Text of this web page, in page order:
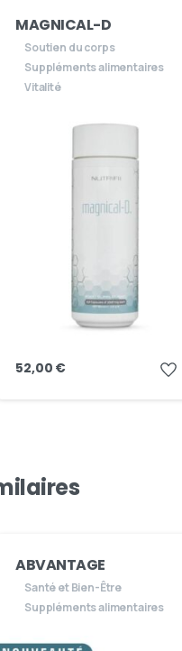
MAGNICAL-D
Soutien du corps
Suppléments alimentaires
Vitalité
52,00 €
ABVANTAGE
Santé et Bien-Être
Suppléments alimentaires